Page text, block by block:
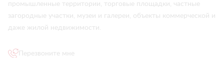
промышленные территории, торговые площадки, частные
загородные участки, музеи и галереи, объекты коммерческой и
даже жилой недвижимости.
Перезвоните мне